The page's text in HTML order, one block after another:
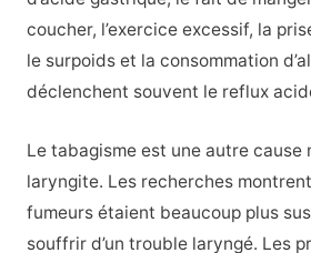
coucher, l’exercice excessif, la
le surpoids et la consommation
déclenchent souvent le reflux
Le tabagisme est une autre cause
laryngite. Les recherches
fumeurs étaient beaucoup plus
souffrir d’un trouble laryngé. Les